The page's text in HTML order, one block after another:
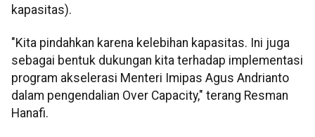
kapasitas).
"Kita pindahkan karena kelebihan kapasitas. Ini juga
sebagai bentuk dukungan kita terhadap implementasi
program akselerasi Menteri Imipas Agus Andrianto
dalam pengendalian Over Capacity," terang Resman
Hanafi.